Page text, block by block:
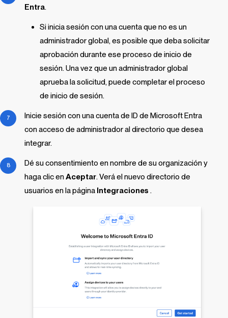
Entra.
Si inicia sesión con una cuenta que no es un
administrador global, es posible que deba solicitar
aprobación durante ese proceso de inicio de
sesión. Una vez que un administrador global
aprueba la solicitud, puede completar el proceso
de inicio de sesión.
Inicie sesión con una cuenta de ID de Microsoft Entra
con acceso de administrador al directorio que desea
integrar.
Dé su consentimiento en nombre de su organización y
haga clic enAceptar. Verá el nuevo directorio de
usuarios en la página Integraciones .